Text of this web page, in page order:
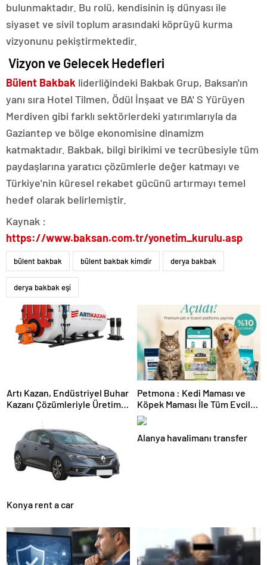
bulunmaktadır. Bu rolü, kendisinin iş dünyası ile
siyaset ve sivil toplum arasındaki köprüyü kurma
vizyonunu pekiştirmektedir.
Vizyon ve Gelecek Hedefleri
Bülent Bakbak liderliğindeki Bakbak Grup, Baksan'ın
yanı sıra Hotel Tilmen, Ödül İnşaat ve BA' S Yürüyen
Merdiven gibi farklı sektörlerdeki yatırımlarıyla da
Gaziantep ve bölge ekonomisine dinamizm
katmaktadır. Bakbak, bilgi birikimi ve tecrübesiyle tüm
paydaşlarına yaratıcı çözümlerle değer katmayı ve
Türkiye'nin küresel rekabet gücünü artırmayı temel
hedef olarak belirlemiştir.
Kaynak :
https://www.baksan.com.tr/yonetim_kurulu.asp
bülent bakbak bülent bakbak kimdir derya bakbak
derya bakbak eşi
Artı Kazan, Endüstriyel Buhar
Kazanı Çözümleriyle Üretim
Sunuyor
Petmona : Kedi Maması ve
Köpek Maması İle Tüm Evcil
Hayvan Ürünleri
Konya rent a car
Alanya havalimanı transfer